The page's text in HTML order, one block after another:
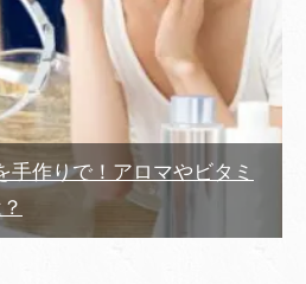
手作りで！アロマやビタミ